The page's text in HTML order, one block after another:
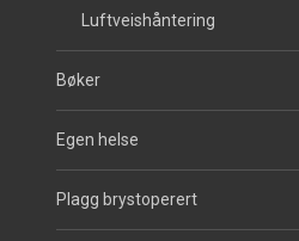
Luftveishåntering
Bøker
Egen helse
Plagg brystoperert